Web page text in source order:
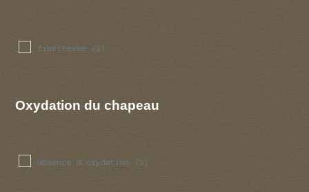
fibrileuse (2)
Oxydation du chapeau
absence d oxydation (2)